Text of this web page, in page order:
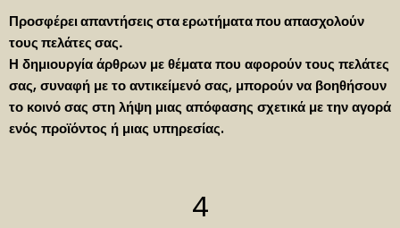
Προσφέρει απαντήσεις στα ερωτήματα που απασχολούν
τους πελάτες σας.
Η δημιουργία άρθρων με θέματα που αφορούν τους πελάτες
σας, συναφή με το αντικείμενό σας, μπορούν να βοηθήσουν
το κοινό σας στη λήψη μιας απόφασης σχετικά με την αγορά
ενός προϊόντος ή μιας υπηρεσίας.
4